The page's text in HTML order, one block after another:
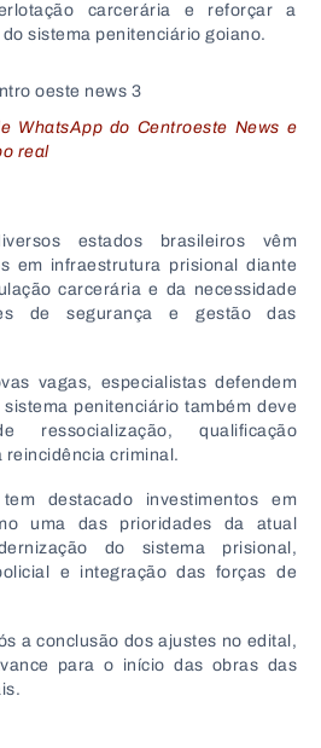
carcerária e reforçar a
sistema penitenciário goiano.
WhatsApp do Centroeste News e
real
estados brasileiros vêm
em infraestrutura prisional diante
carcerária e da necessidade
de segurança e gestão das
vagas, especialistas defendem
penitenciário também deve
ressocialização, qualificação
reincidência criminal.
destacado investimentos em
uma das prioridades da atual
do sistema prisional,
e integração das forças de
a conclusão dos ajustes no edital,
para o início das obras das